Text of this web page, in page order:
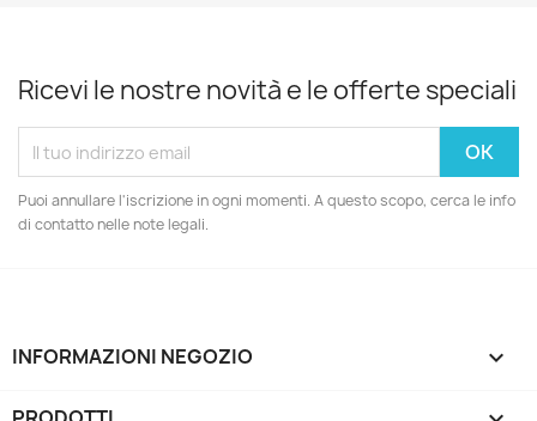
Ricevi le nostre novità e le offerte speciali
Puoi annullare l'iscrizione in ogni momenti. A questo scopo, cerca le info
di contatto nelle note legali.
INFORMAZIONI NEGOZIO keyboard_arrow_down